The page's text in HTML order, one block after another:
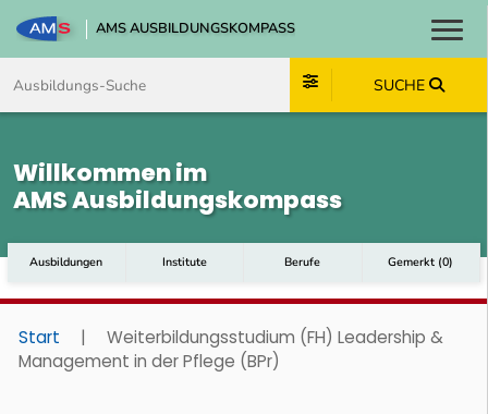
AMS AUSBILDUNGSKOMPASS
SUCHE
Willkommen im
AMS Ausbildungskompass
Ausbildungen Institute Berufe Gemerkt (0)
Start |
Weiterbildungsstudium (FH) Leadership &
Management in der Pflege (BPr)